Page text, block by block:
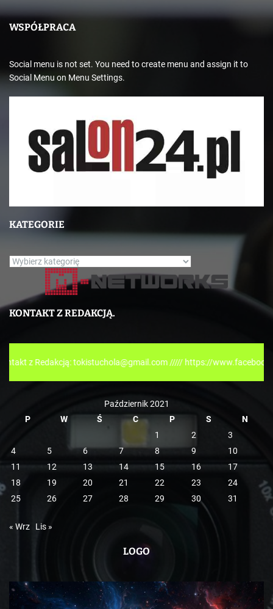
WSPÓŁPRACA
Social menu is not set. You need to create menu and assign it to
Social Menu on Menu Settings.
KATEGORIE
K
e
i
e
KONTAKT Z REDAKCJĄ.
tokistuchola@gmail.com ///// https://www.facebook.com/
Październik 2021
P
W Ś C P S
N
1
2
3
4
5 6 7 8 9
10
11
12 13 14 15 16
17
18
19 20 21 22 23
24
25
26 27 28 29 30 31
« Wrz Lis »
LOGO